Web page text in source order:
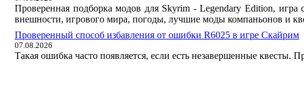
Проверенная подборка модов для Skyrim - Legendary Edition,
внешности, игрового мира, погоды, лучшие моды компаньонов и
Проверенный способ избавления от ошибки R6025 в игре Скайрим
07.08.2026
Такая ошибка часто появляется, если есть незавершенные квесты.